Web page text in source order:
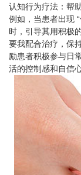
认知行为疗法：帮
例如，当患者出现
时，引导其用积极
要我配合治疗，保
励患者积极参与日
活的控制感和自信心